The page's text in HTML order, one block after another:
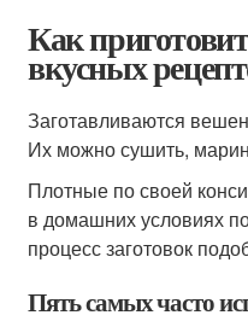
Как
вкусных
Заготавливаются
Их можно сушить,
Плотные по своей
в домашних условиях
процесс заготовок
Пять самых часто